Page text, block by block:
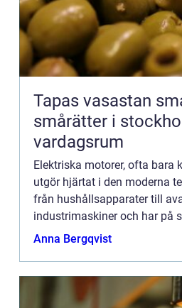
Tapas vasastan smakrika
smårätter i
vardagsrum
Elektriska motorer, ofta bara
utgör hjärtat i den moderna
från hushållsapparater till
industrimaskiner och har på
kommit att revolutionera tr...
Anna Bergqvist